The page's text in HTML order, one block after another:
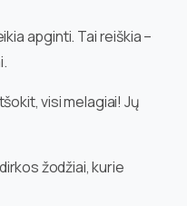
apginti. Tai reiškia –
visi melagiai! Jų
žodžiai, kurie